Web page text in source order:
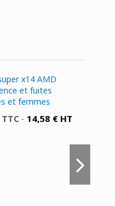
TTC - 14,58 € HT